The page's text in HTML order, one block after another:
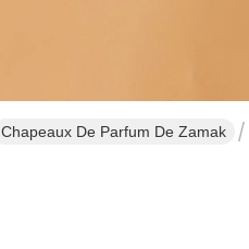
Chapeaux De Parfum De Zamak